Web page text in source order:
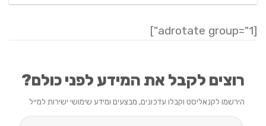
[adrotate group="1"]
רוצים לקבל את המידע לפני כולם?
הירשמו לקנאליסט וקבלו עדכונים, מבצעים ומידע שימושי ישירות למייל